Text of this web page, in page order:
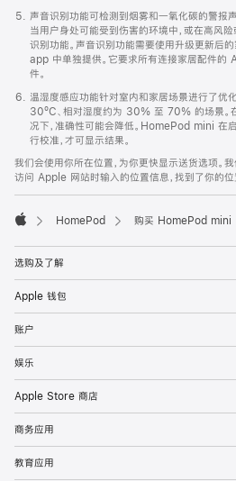
声音识别功能可检测到烟雾和一氧化碳的警报
当用户身处可能受到伤害的环境中，或在高风
识别功能。声音识别功能需要使用升级更新后
app 中单独提供。它要求所有连接家居配件的
件。
温湿度感应功能针对室内和家居场景进行了优
30ºC、相对湿度约为 30% 至 70% 的场景。
况下，准确性可能会降低。HomePod mini 在
行校准，才可显示结果。
我们会使用你所在位置，为你更快显示送货选项。
访问 Apple 网站时输入的位置信息，找到了你的位
HomePod 购买 HomePod mini
选购及了解
Apple 钱包
账户
娱乐
Apple Store 商店
商务应用
教育应用